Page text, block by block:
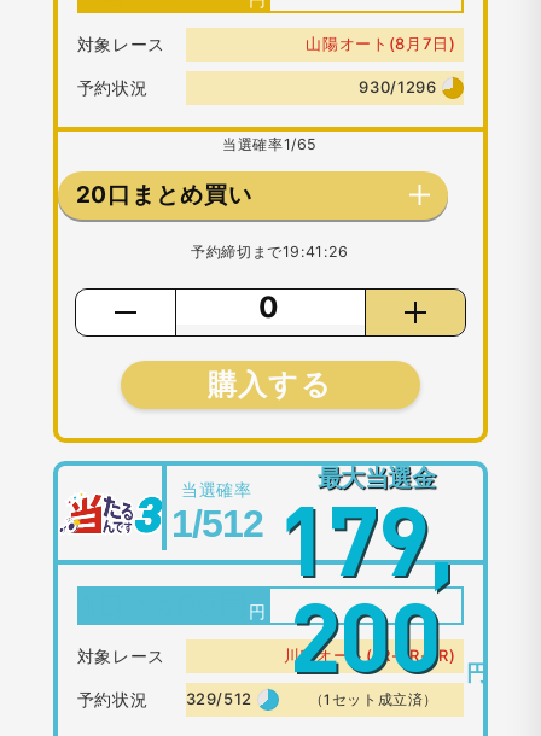
対象レース 山陽オート(8月7日)
予約状況 930/1296
当選確率1/65
20口まとめ買い
予約締切まで19:41:26
購入する
当選確率
1/512
最大当選金
179,
200
円
対象レース 川口オート(1R-2R-3R)
予約状況 329/512 （1セット成立済）